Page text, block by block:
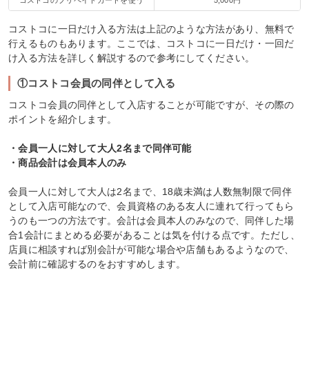
コストコに一日だけ入る方法は上記のような方法があり、無料で
行えるものもあります。ここでは、コストコに一日だけ・一回だ
け入る方法を詳しく解説するので参考にしてください。
①コストコ会員の同伴として入る
コストコ会員の同伴として入店することが可能ですが、その際の
ポイントを紹介します。
・会員一人に対して大人2名まで同伴可能
・商品会計は会員本人のみ
会員一人に対して大人は2名まで、18歳未満は人数無制限で同伴
として入店可能なので、会員資格のある友人に連れて行ってもら
うのも一つの方法です。会計は会員本人のみなので、同伴した場
合1会計にまとめる必要があることは気を付ける点です。ただし、
店員に相談すれば別会計が可能な場合や店舗もあるようなので、
会計前に確認するのをおすすめします。